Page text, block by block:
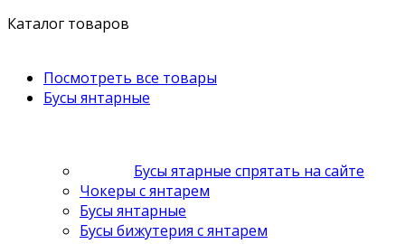
Каталог товаров
Посмотреть все товары
Бусы янтарные
Бусы ятарные спрятать на сайте
Чокеры с янтарем
Бусы янтарные
Бусы бижутерия с янтарем